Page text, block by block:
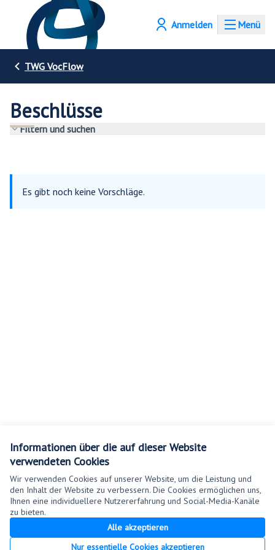
Informationen über die auf dieser Website
verwendeten Cookies
Wir verwenden Cookies auf unserer Website, um die Leistung und
den Inhalt der Website zu verbessern. Die Cookies ermöglichen uns,
Ihnen eine individuellere Nutzererfahrung und Social-Media-Kanäle
zu bieten.
Alle akzeptieren
Nur essentielle Cookies akzeptieren
Menü
Anmelden
TWG VocFlow
Beschlüsse
Filtern und suchen
Es gibt noch keine Vorschläge.
Cookie Einstellungen